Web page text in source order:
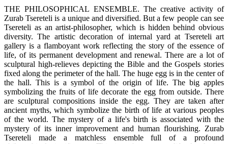
THE PHILOSOPHICAL ENSEMBLE. The creative activity of
Zurab Tsereteli is a unique and diversified. But a few people can see
Tsereteli as an artist-philosopher, which is hidden behind obvious
diversity. The artistic decoration of internal yard at Tsereteli art
gallery is a flamboyant work reflecting the story of the essence of
life, of its permanent development and renewal. There are a lot of
sculptural high-relieves depicting the Bible and the Gospels stories
fixed along the perimeter of the hall. The huge egg is in the center of
the hall. This is a symbol of the origin of life. The big apples
symbolizing the fruits of life decorate the egg from outside. There
are sculptural compositions inside the egg. They are taken after
ancient myths, which symbolize the birth of life at various peoples
of the world. The mystery of a life's birth is associated with the
mystery of its inner improvement and human flourishing. Zurab
Tsereteli made a matchless ensemble full of a profound